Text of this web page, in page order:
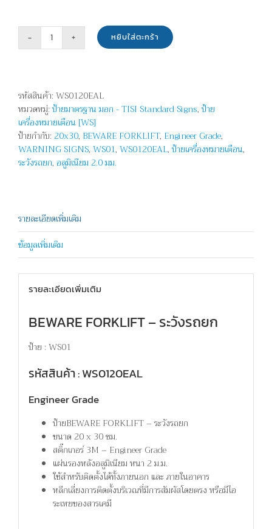
จำนวน
BEWARE
FORKLIFT
ชิ้น
หยิบใส่ตะกร้า
รหัสสินค้า:WS0120EAL
หมวดหมู่:ป้ายมาตรฐาน มอก - TISI Standard Signs, ป้าย
เครื่องหมายเตือน [WS]
ป้ายกำกับ:20x30, BEWARE FORKLIFT, Engineer Grade,
WARNING SIGNS, WS01, WS0120EAL, ป้ายเครื่องหมายเตือน,
ระวังรถยก, อลูมิเนียม 2.0 มม.
รายละเอียดเพิ่มเติม
ข้อมูลเพิ่มเติม
รายละเอียดเพิ่มเติม
BEWARE FORKLIFT – ระวังรถยก
ป้าย : WS01
รหัสสินค้า : WS0120EAL
Engineer Grade
ป้ายBEWARE FORKLIFT – ระวังรถยก
ขนาด 20 x 30 ซม.
สติ๊กเกอร์ 3M – Engineer Grade
แผ่นรองหลังอลูมิเนียม หนา 2 ม.ม.
ใช้สำหรับติดตั้งได้ทั้งภายนอก และ ภายในอาคาร
หลีกเลี่ยงการติดตั้งบริเวณที่มีการสัมผัสโดยตรง หรือมีไอ
ระเหยของสารเคมี